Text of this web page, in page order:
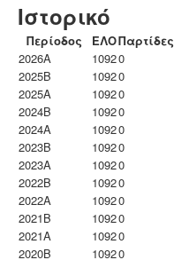
Ιστορικό
Περίοδος ΕΛΟΠαρτίδες
2026A
10920
2025B
10920
2025A
10920
2024B
10920
2024A
10920
2023B
10920
2023Α
10920
2022B
10920
2022A
10920
2021B
10920
2021A
10920
2020B
10920